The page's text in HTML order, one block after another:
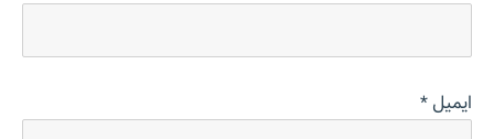
ایمیل*